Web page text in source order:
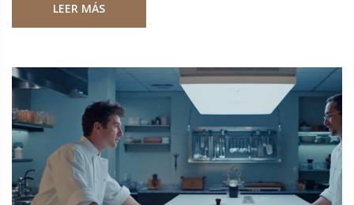
Timberwolves luchaban con bajas cifras ofensivas.
LEER MÁS